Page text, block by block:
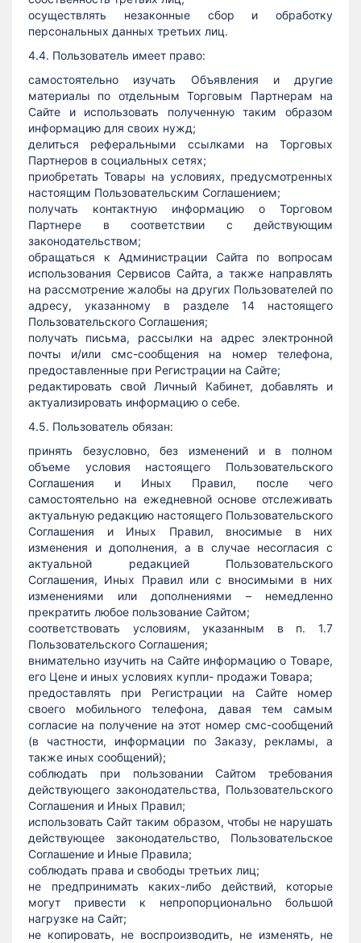
осуществлять незаконные сбор и обработку
персональных данных третьих лиц.
4.4. Пользователь имеет право:
самостоятельно изучать Объявления и другие
материалы по отдельным Торговым Партнерам на
Сайте и использовать полученную таким образом
информацию для своих нужд;
делиться реферальными ссылками на Торговых
Партнеров в социальных сетях;
приобретать Товары на условиях, предусмотренных
настоящим Пользовательским Соглашением;
получать контактную информацию о Торговом
Партнере в соответствии с действующим
законодательством;
обращаться к Администрации Сайта по вопросам
использования Сервисов Сайта, а также направлять
на рассмотрение жалобы на других Пользователей по
адресу, указанному в разделе 14 настоящего
Пользовательского Соглашения;
получать письма, рассылки на адрес электронной
почты и/или смс-сообщения на номер телефона,
предоставленные при Регистрации на Сайте;
редактировать свой Личный Кабинет, добавлять и
актуализировать информацию о себе.
4.5. Пользователь обязан:
принять безусловно, без изменений и в полном
объеме условия настоящего Пользовательского
Соглашения и Иных Правил, после чего
самостоятельно на ежедневной основе отслеживать
актуальную редакцию настоящего Пользовательского
Соглашения и Иных Правил, вносимые в них
изменения и дополнения, а в случае несогласия с
актуальной редакцией Пользовательского
Соглашения, Иных Правил или с вносимыми в них
изменениями или дополнениями – немедленно
прекратить любое пользование Сайтом;
соответствовать условиям, указанным в п. 1.7
Пользовательского Соглашения;
внимательно изучить на Сайте информацию о Товаре,
его Цене и иных условиях купли- продажи Товара;
предоставлять при Регистрации на Сайте номер
своего мобильного телефона, давая тем самым
согласие на получение на этот номер смс-сообщений
(в частности, информации по Заказу, рекламы, а
также иных сообщений);
соблюдать при пользовании Сайтом требования
действующего законодательства, Пользовательского
Соглашения и Иных Правил;
использовать Сайт таким образом, чтобы не нарушать
действующее законодательство, Пользовательское
Соглашение и Иные Правила;
соблюдать права и свободы третьих лиц;
не предпринимать каких-либо действий, которые
могут привести к непропорционально большой
нагрузке на Сайт;
не копировать, не воспроизводить, не изменять, не